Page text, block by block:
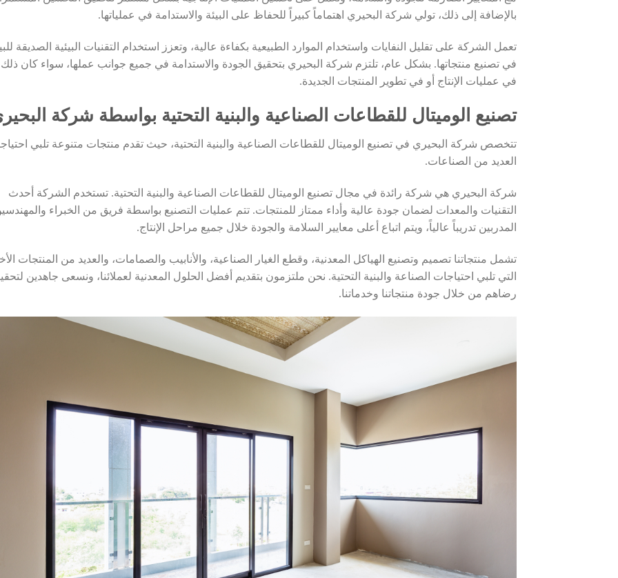
بالإضافة إلى ذلك، تولي شركة البحيري اهتماماً كبيراً للحفاظ على البيئة والاستدامة في عملياتها.
تعمل الشركة على تقليل النفايات واستخدام الموارد الطبيعية بكفاءة عالية، وتعزز استخدام التقنيات البيئية الصديقة
في تصنيع منتجاتها. بشكل عام، تلتزم شركة البحيري بتحقيق الجودة والاستدامة في جميع جوانب عملها، سواء كان ذلك
في عمليات الإنتاج أو في تطوير المنتجات الجديدة.
تصنيع الوميتال للقطاعات الصناعية والبنية التحتية بواسطة شركة
تتخصص شركة البحيري في تصنيع الوميتال للقطاعات الصناعية والبنية التحتية، حيث تقدم منتجات متنوعة تلبي
العديد من الصناعات.
شركة البحيري هي شركة رائدة في مجال تصنيع الوميتال للقطاعات الصناعية والبنية التحتية. تستخدم الشركة أحدث
التقنيات والمعدات لضمان جودة عالية وأداء ممتاز للمنتجات. تتم عمليات التصنيع بواسطة فريق من الخبراء
المدربين تدريباً عالياً، ويتم اتباع أعلى معايير السلامة والجودة خلال جميع مراحل الإنتاج.
تشمل منتجاتنا تصميم وتصنيع الهياكل المعدنية، وقطع الغيار الصناعية، والأنابيب والصمامات، والعديد من المنتجات
التي تلبي احتياجات الصناعة والبنية التحتية. نحن ملتزمون بتقديم أفضل الحلول المعدنية لعملائنا، ونسعى جاهدين
رضاهم من خلال جودة منتجاتنا وخدماتنا.